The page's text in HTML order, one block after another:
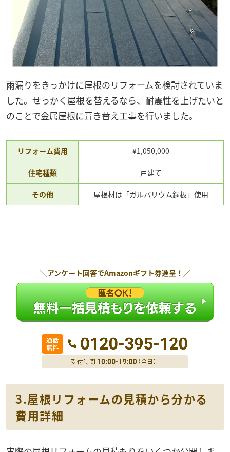
雨漏りをきっかけに屋根のリフォームを検討されていま
した。せっかく屋根を替えるなら、耐震性を上げたいと
のことで金属屋根に葺き替え工事を行いました。
リフォーム費用 ¥1,050,000
住宅種類 戸建て
その他 屋根材は「ガルバリウム鋼板」使用
＼アンケート回答でAmazonギフト券進呈！／
3.屋根リフォームの見積から分かる
費用詳細